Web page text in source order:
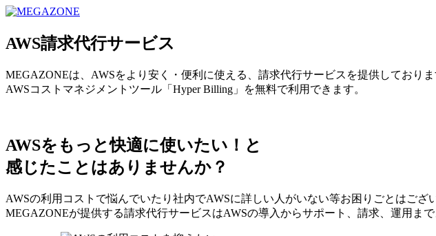
AWS請求代行サービス
MEGAZONEは、AWSをより安く・便利に使える、請求代行サービスを提供しており
AWSコストマネジメントツール「Hyper Billing」を無料で利用できます。
AWSをもっと快適に使いたい！と
感じたことはありませんか？
AWSの利用コストで悩んでいたり社内でAWSに詳しい人がいない等お困りごとはござ
MEGAZONEが提供する請求代行サービスはAWSの導入からサポート、請求、運用ま